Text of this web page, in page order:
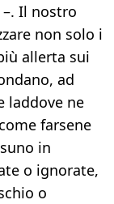
Il nostro
non solo i
allerta sui
ad
laddove ne
farsene
in
o ignorate,
o